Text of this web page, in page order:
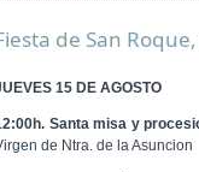
de San
15 DE AGOSTO
Santa misa y
de Ntra. de la Asuncion